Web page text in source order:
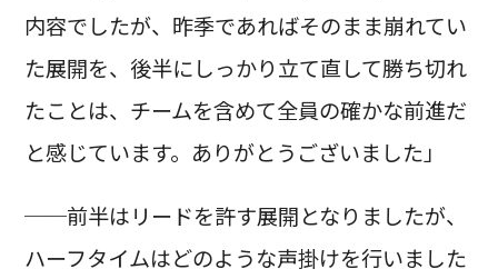
内容でしたが、昨季であればそのまま崩れてい
た展開を、後半にしっかり立て直して勝ち切れ
たことは、チームを含めて全員の確かな前進だ
と感じています。ありがとうございました」
──前半はリードを許す展開となりましたが、
ハーフタイムはどのような声掛けを行いました